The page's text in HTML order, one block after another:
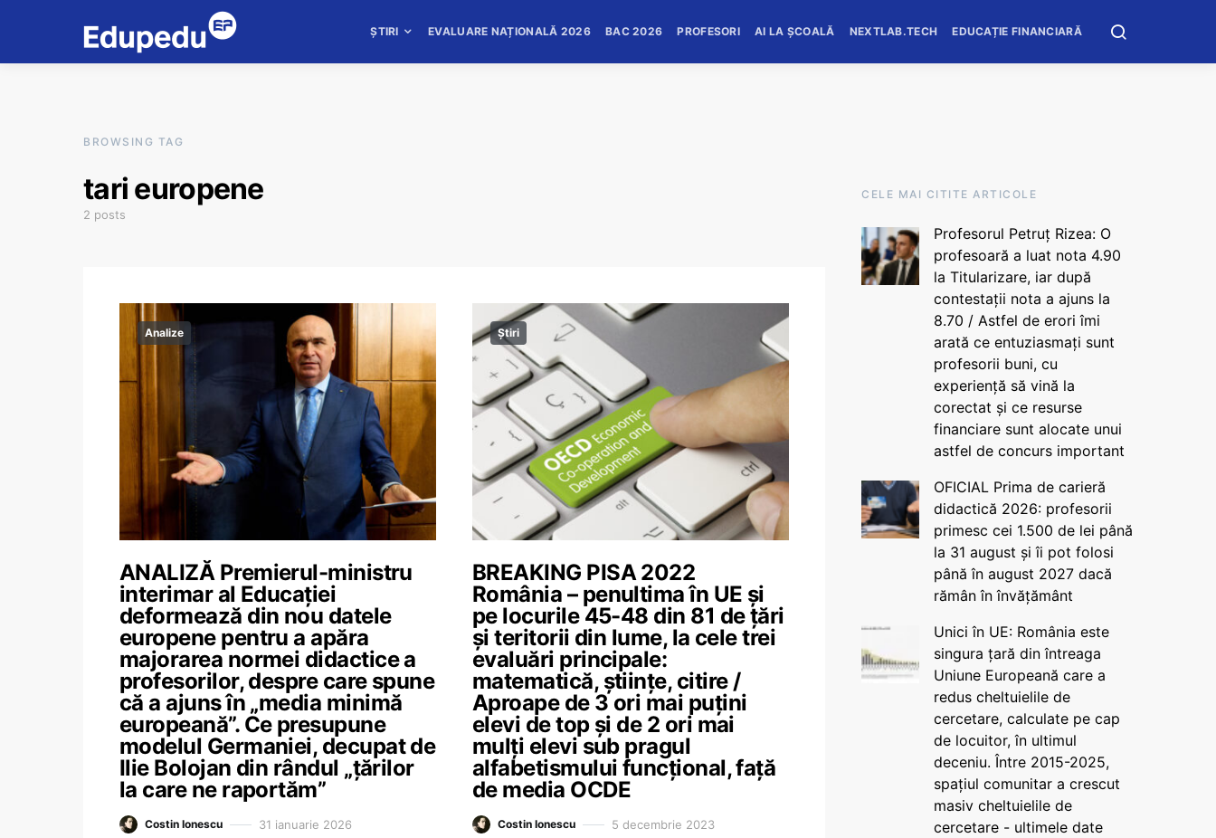
ȘTIRI EVALUARE NAȚIONALĂ 2026 BAC 2026 PROFESORI AI LA ȘCOALĂ NEXTLAB.TECH EDUCAȚIE FINANCIARĂ
BROWSING TAG
tari europene
2 posts
Analize
ANALIZĂ Premierul-ministru
interimar al Educației
deformează din nou datele
europene pentru a apăra
majorarea normei didactice a
profesorilor, despre care spune
că a ajuns în „media minimă
europeană”. Ce presupune
modelul Germaniei, decupat de
Ilie Bolojan din rândul „țărilor
la care ne raportăm”
Costin Ionescu 31 ianuarie 2026
Știri
BREAKING PISA 2022
România – penultima în UE și
pe locurile 45-48 din 81 de țări
și teritorii din lume, la cele trei
evaluări principale:
matematică, științe, citire /
Aproape de 3 ori mai puțini
elevi de top și de 2 ori mai
mulți elevi sub pragul
alfabetismului funcțional, față
de media OCDE
Costin Ionescu 5 decembrie 2023
CELE MAI CITITE ARTICOLE
Profesorul Petruț Rizea: O
profesoară a luat nota 4.90
la Titularizare, iar după
contestații nota a ajuns la
8.70 / Astfel de erori îmi
arată ce entuziasmați sunt
profesorii buni, cu
experiență să vină la
corectat și ce resurse
financiare sunt alocate unui
astfel de concurs important
OFICIAL Prima de carieră
didactică 2026: profesorii
primesc cei 1.500 de lei până
la 31 august și îi pot folosi
până în august 2027 dacă
rămân în învățământ
Unici în UE: România este
singura țară din întreaga
Uniune Europeană care a
redus cheltuielile de
cercetare, calculate pe cap
de locuitor, în ultimul
deceniu. Între 2015-2025,
spațiul comunitar a crescut
masiv cheltuielile de
cercetare - ultimele date